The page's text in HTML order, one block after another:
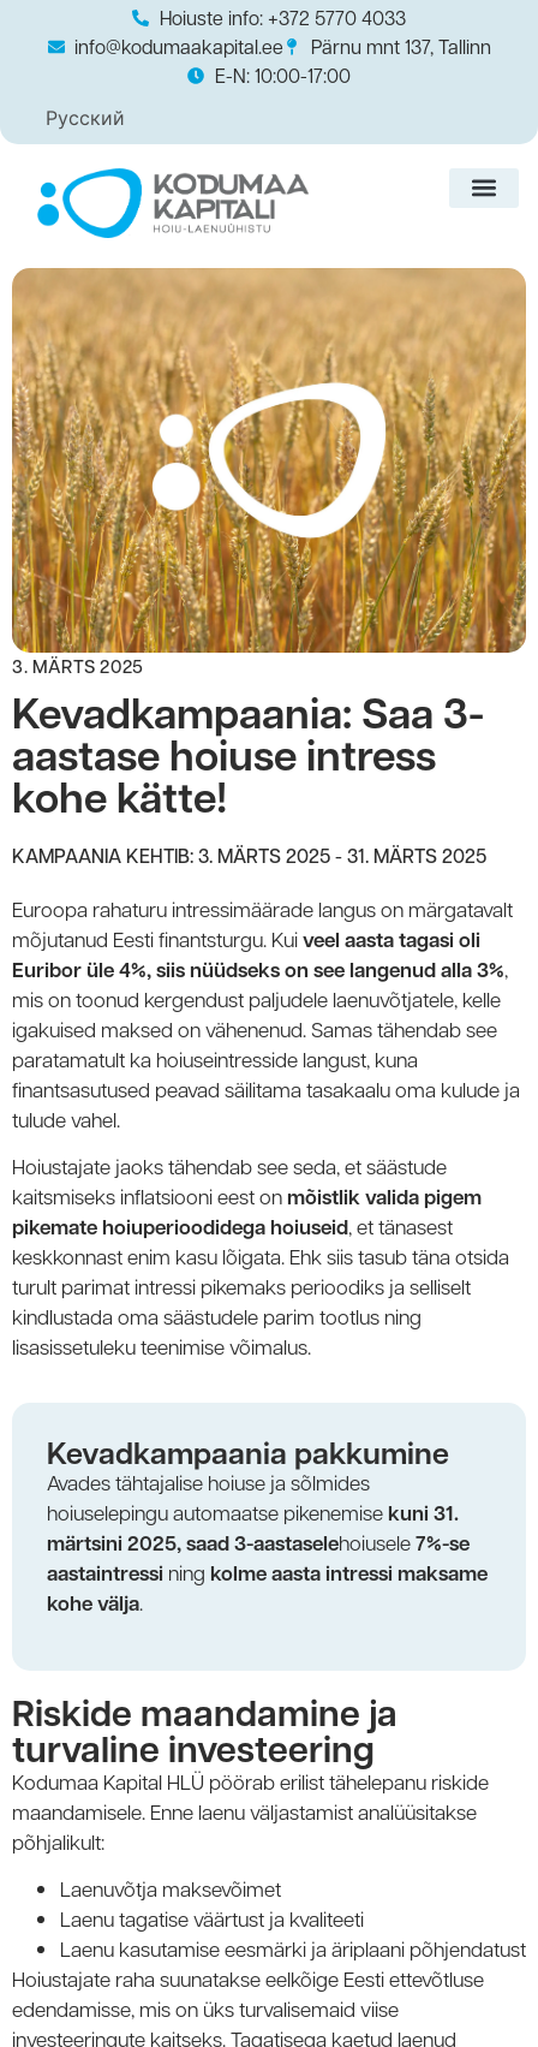
Hoiuste info: +372 5770 4033
info@kodumaakapital.ee
Pärnu mnt 137, Tallinn
E-N: 10:00-17:00
Русский
3. MÄRTS 2025
Kevadkampaania: Saa 3-
aastase hoiuse intress
kohe kätte!
KAMPAANIA KEHTIB: 3. MÄRTS 2025 - 31. MÄRTS 2025
Euroopa rahaturu intressimäärade langus on märgatavalt
mõjutanud Eesti finantsturgu. Kuiveel aasta tagasi oli
Euribor üle 4%, siis nüüdseks on see langenud alla 3%,
mis on toonud kergendust paljudele laenuvõtjatele, kelle
igakuised maksed on vähenenud. Samas tähendab see
paratamatult ka hoiuseintresside langust, kuna
finantsasutused peavad säilitama tasakaalu oma kulude ja
tulude vahel.
Hoiustajate jaoks tähendab see seda, et säästude
kaitsmiseks inflatsiooni eest on mõistlik valida pigem
pikemate hoiuperioodidega hoiuseid, et tänasest
keskkonnast enim kasu lõigata. Ehk siis tasub täna otsida
turult parimat intressi pikemaks perioodiks ja selliselt
kindlustada oma säästudele parim tootlus ning
lisasissetuleku teenimise võimalus.
Kevadkampaania pakkumine
Avades tähtajalise hoiuse ja sõlmides
hoiuselepingu automaatse pikenemise kuni 31.
märtsini 2025, saad3-aastaselehoiusele7%-se
aastaintressi ning kolme aasta intressi maksame
kohe välja.
Riskide maandamine ja
turvaline investeering
Kodumaa Kapital HLÜ pöörab erilist tähelepanu riskide
maandamisele. Enne laenu väljastamist analüüsitakse
põhjalikult:
Laenuvõtja maksevõimet
Laenu tagatise väärtust ja kvaliteeti
Laenu kasutamise eesmärki ja äriplaani põhjendatust
Hoiustajate raha suunatakse eelkõige Eesti ettevõtluse
edendamisse, mis on üks turvalisemaid viise
investeeringute kaitseks. Tagatisega kaetud laenud